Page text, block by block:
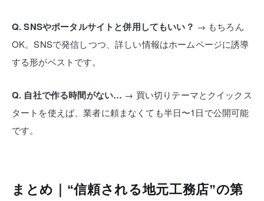
Q. SNSやポータルサイトと併用してもいい？ → もちろん
OK。SNSで発信しつつ、詳しい情報はホームページに誘導
する形がベストです。
Q. 自社で作る時間がない… → 買い切りテーマとクイックス
タートを使えば、業者に頼まなくても半日〜1日で公開可能
です。
まとめ｜“信頼される地元工務店”の第